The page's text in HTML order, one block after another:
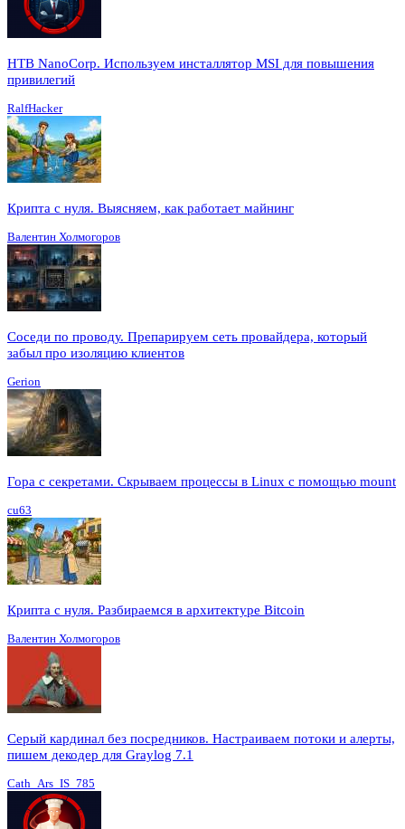
HTB NanoCorp. Используем инсталлятор MSI для повышения
привилегий
RalfHacker
Крипта с нуля. Выясняем, как работает майнинг
Валентин Холмогоров
Соседи по проводу. Препарируем сеть провайдера, который
забыл про изоляцию клиентов
Gerion
Гора с секретами. Скрываем процессы в Linux c помощью mount
cu63
Крипта с нуля. Разбираемся в архитектуре Bitcoin
Валентин Холмогоров
Серый кардинал без посредников. Настраиваем потоки и алерты,
пишем декодер для Graylog 7.1
Cath_Ars_IS_785